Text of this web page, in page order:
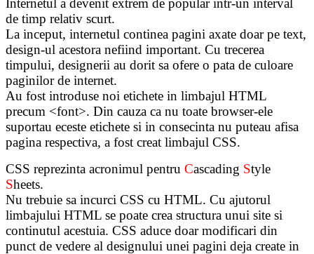
Internetul a devenit extrem de popular intr-un interval
de timp relativ scurt.
La inceput, internetul continea pagini axate doar pe text,
design-ul acestora nefiind important. Cu trecerea
timpului, designerii au dorit sa ofere o pata de culoare
paginilor de internet.
Au fost introduse noi etichete in limbajul HTML
precum <font>. Din cauza ca nu toate browser-ele
suportau eceste etichete si in consecinta nu puteau afisa
pagina respectiva, a fost creat limbajul CSS.
CSS reprezinta acronimul pentru Cascading Style
Sheets.
Nu trebuie sa incurci CSS cu HTML. Cu ajutorul
limbajului HTML se poate crea structura unui site si
continutul acestuia. CSS aduce doar modificari din
punct de vedere al designului unei pagini deja create in